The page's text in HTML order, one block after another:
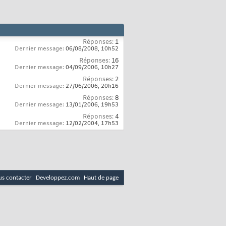
Réponses: 1
Dernier message: 06/08/2008, 10h52
Réponses: 16
Dernier message: 04/09/2006, 10h27
Réponses: 2
Dernier message: 27/06/2006, 20h16
Réponses:8
Dernier message: 13/01/2006, 19h53
Réponses:4
Dernier message: 12/02/2004, 17h53
contacter Developpez.com Haut de page